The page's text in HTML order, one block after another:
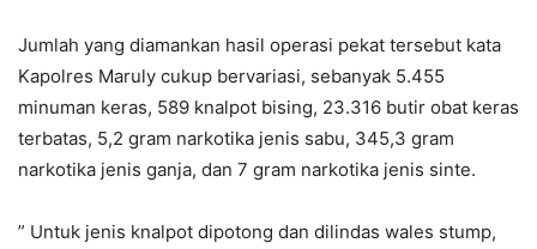
Jumlah yang diamankan hasil operasi pekat tersebut kata
Kapolres Maruly cukup bervariasi, sebanyak 5.455
minuman keras, 589 knalpot bising, 23.316 butir obat keras
terbatas, 5,2 gram narkotika jenis sabu, 345,3 gram
narkotika jenis ganja, dan 7 gram narkotika jenis sinte.
” Untuk jenis knalpot dipotong dan dilindas wales stump,